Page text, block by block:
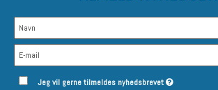
Jeg vil gerne tilmeldes nyhedsbrevet